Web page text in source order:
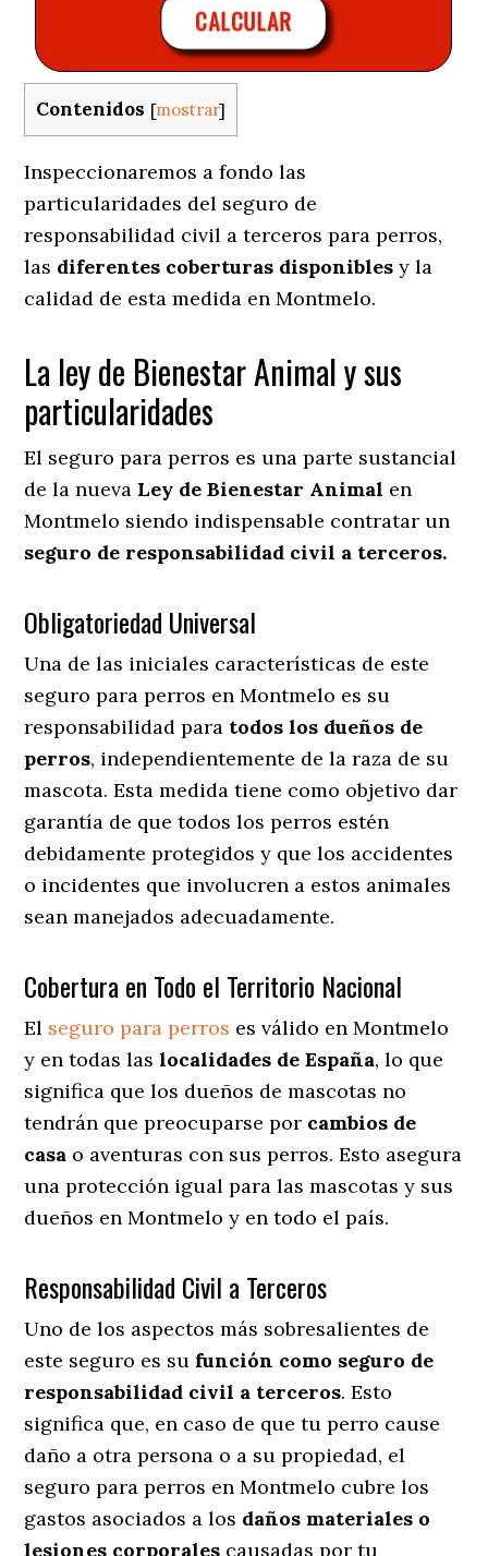
CALCULAR
Contenidos [mostrar]
Inspeccionaremos a fondo las
particularidades del seguro de
responsabilidad civil a terceros para perros,
las diferentes coberturas disponibles y la
calidad de esta medida en Montmelo.
La ley de Bienestar Animal y sus
particularidades
El seguro para perros es una parte sustancial
de la nueva Ley de Bienestar Animal en
Montmelo siendo indispensable contratar un
seguro de responsabilidad civil a terceros.
Obligatoriedad Universal
Una de las iniciales características de este
seguro para perros en Montmelo es su
responsabilidad para todos los dueños de
perros, independientemente de la raza de su
mascota. Esta medida tiene como objetivo dar
garantía de que todos los perros estén
debidamente protegidos y que los accidentes
o incidentes que involucren a estos animales
sean manejados adecuadamente.
Cobertura en Todo el Territorio Nacional
El seguro para perros es válido en Montmelo
y en todas laslocalidades de España, lo que
significa que los dueños de mascotas no
tendrán que preocuparse por cambios de
casa o aventuras con sus perros. Esto asegura
una protección igual para las mascotas y sus
dueños en Montmelo y en todo el país.
Responsabilidad Civil a Terceros
Uno de los aspectos más sobresalientes de
este seguro es su función como seguro de
responsabilidad civil a terceros. Esto
significa que, en caso de que tu perro cause
daño a otra persona o a su propiedad, el
seguro para perros en Montmelo cubre los
gastos asociados a los daños materiales o
lesiones corporales causadas por tu